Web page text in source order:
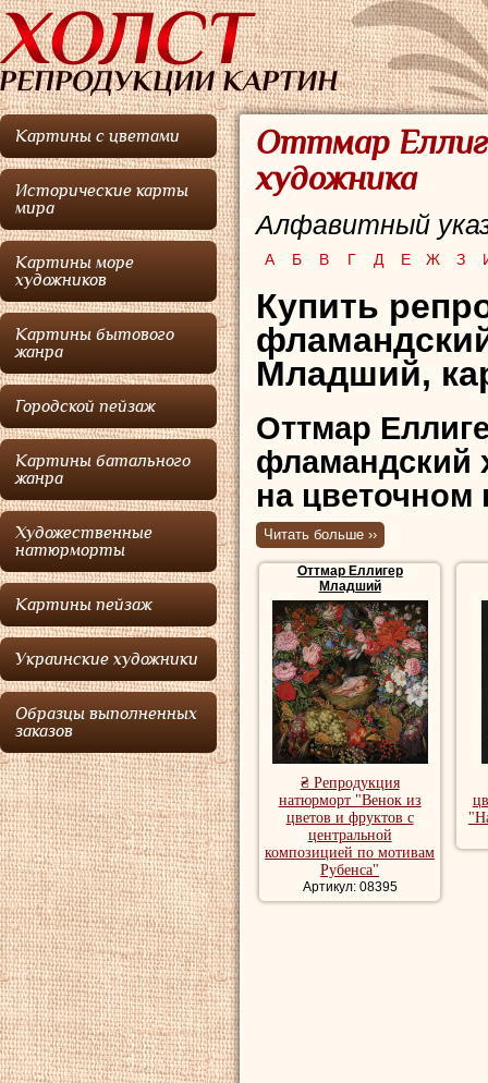
Картины с цветами
Исторические карты
мира
Картины море
художников
Картины бытового
жанра
Городской пейзаж
Картины батального
жанра
Художественные
натюрморты
Картины пейзаж
Украинские художники
Образцы выполненных
заказов
Оттмар
художника
Алфавитный
А Б В Г Д Е Ж З
Купить
Младший,
Оттмар
фламандский
на цветочном
барокко
Оттмарродился
ранние работы
Копенгагене в
женился, в
1670 годуОттмар
Вильгельма фон
весь путь от
который был в
Оттмарв
Марелля. Его
Читать больше ››
Оттмар Еллигер
Младший
₴ Репродукция
натюрморт "Венок из
цветов и фруктов с
центральной
композицией по мотивам
Рубенса"
Артикул: 08395